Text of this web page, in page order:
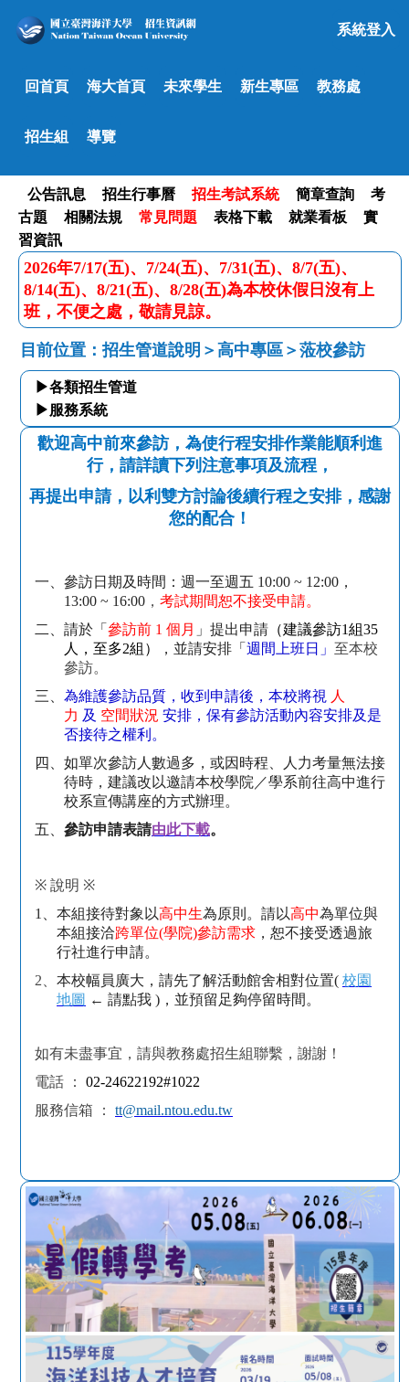
回首頁 海大首頁 未來學生 新生專區 教務處
招生組 導覽
系統登入
公告訊息 招生行事曆 招生考試系統 簡章查詢
考
古題
相關法規 常見問題 表格下載 就業看板
實
習資訊
2026年7/17(五)、7/24(五)、7/31(五)、8/7(五)、
8/14(五)、8/21(五)、8/28(五)為本校休假日沒有上
班，不便之處，敬請見諒。
目前位置：招生管道說明＞高中專區＞蒞校參訪
▶各類招生管道
▶服務系統
歡迎高中前來參訪，為使行程安排作業能順利進
行，請詳讀下列注意事項及流程，
再提出申請，以利雙方討論後續行程之安排，感謝
您的配合！
一、 參訪日期及時間：週一至週五 10:00 ~ 12:00 ，
13:00 ~ 16:00 ， 考試期間恕不接受申請。
二、 請於「 參訪前 1 個月 」提出申請 （建議參訪1組35
人，至多2組） ，並請安排「 週間上班日」 至本校
參訪。
三、 為維護參訪品質，收到申請後，本校將視 人
力 及 空間狀況 安排，保有參訪活動內容安排及是
否接待之權利。
四、 如單次參訪人數過多，或因時程、人力考量無法接
待時，建議改以邀請本校學院／學系前往高中進行
校系宣傳講座的方式辦理。
五、 參訪申請表請由此下載。
※ 說明 ※
1、 本組接待對象以高中生為原則。請以高中為單位與
本組接洽跨單位(學院)參訪需求 ，恕不接受透過旅
行社進行申請。
2、 本校幅員廣大，請先了解活動館舍相對位置( 校園
地圖 ← 請點我 ) ，並預留足夠停留時間。
如有未盡事宜，請與教務處招生組聯繫，謝謝！
電話
：
02-24622192#1022
服務信箱
： tt@mail.ntou.edu.tw